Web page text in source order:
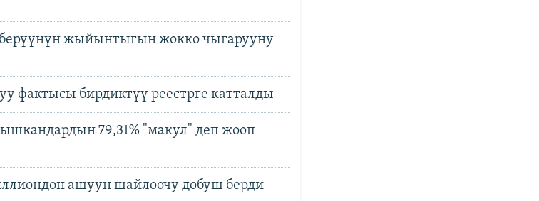
жыйынтыгын жокко чыгарууну
фактысы бирдиктүү реестрге катталды
79,31% "макул" деп жооп
ашуун шайлоочу добуш берди